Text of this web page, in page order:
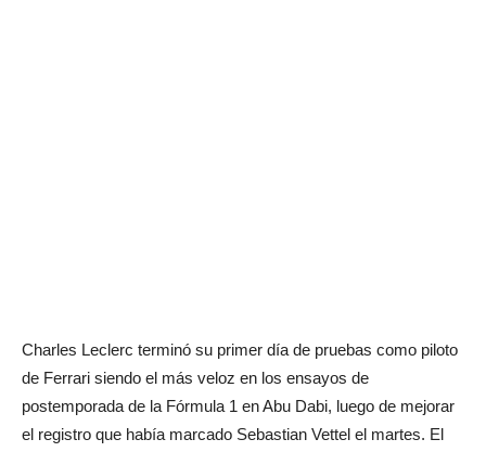
Charles Leclerc terminó su primer día de pruebas como piloto
de Ferrari siendo el más veloz en los ensayos de
postemporada de la Fórmula 1 en Abu Dabi, luego de mejorar
el registro que había marcado Sebastian Vettel el martes. El